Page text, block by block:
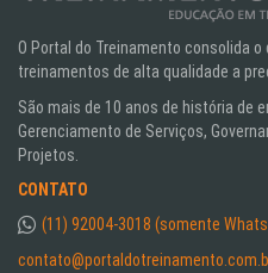
O Portal do Treinamento consolida
treinamentos de alta qualidade a
São mais de 10 anos de história de
Gerenciamento de Serviços,
Projetos.
CONTATO
(11) 92004-3018 (somente